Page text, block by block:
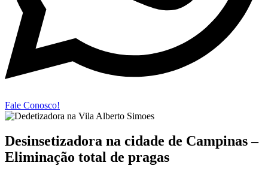
Fale Conosco!
Desinsetizadora na cidade de Campinas –
Eliminação total de pragas